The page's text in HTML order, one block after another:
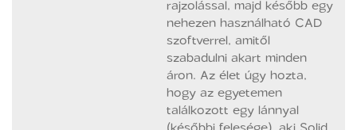
rajzolással, majd később egy
nehezen használható CAD
szoftverrel, amitől
szabadulni akart minden
áron. Az élet úgy hozta,
hogy az egyetemen
találkozott egy lánnyal